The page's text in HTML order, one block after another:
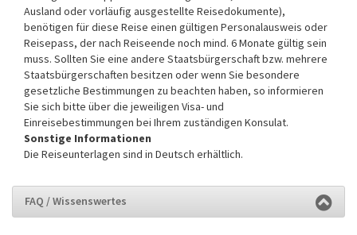
Ausland oder vorläufig ausgestellte Reisedokumente),
benötigen für diese Reise einen gültigen Personalausweis oder
Reisepass, der nach Reiseende noch mind. 6 Monate gültig sein
muss. Sollten Sie eine andere Staatsbürgerschaft bzw. mehrere
Staatsbürgerschaften besitzen oder wenn Sie besondere
gesetzliche Bestimmungen zu beachten haben, so informieren
Sie sich bitte über die jeweiligen Visa- und
Einreisebestimmungen bei Ihrem zuständigen Konsulat.
Sonstige Informationen
Die Reiseunterlagen sind in Deutsch erhältlich.
FAQ / Wissenswertes